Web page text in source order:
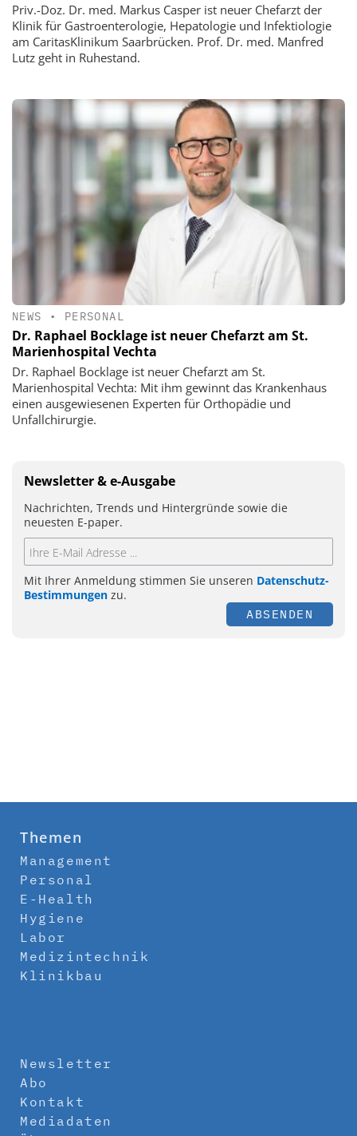
Priv.-Doz. Dr. med. Markus Casper ist neuer Chefarzt der
Klinik für Gastroenterologie, Hepatologie und Infektiologie
am CaritasKlinikum Saarbrücken. Prof. Dr. med. Manfred
Lutz geht in Ruhestand.
NEWS • PERSONAL
Dr. Raphael Bocklage ist neuer Chefarzt am St.
Marienhospital Vechta
Dr. Raphael Bocklage ist neuer Chefarzt am St.
Marienhospital Vechta: Mit ihm gewinnt das Krankenhaus
einen ausgewiesenen Experten für Orthopädie und
Unfallchirurgie.
Newsletter & e-Ausgabe
Nachrichten, Trends und Hintergründe sowie die
neuesten E-paper.
Mit Ihrer Anmeldung stimmen Sie unseren Datenschutz-
Bestimmungen zu.
ABSENDEN
Themen
Management
Personal
E-Health
Hygiene
Labor
Medizintechnik
Klinikbau
Newsletter
Abo
Kontakt
Mediadaten